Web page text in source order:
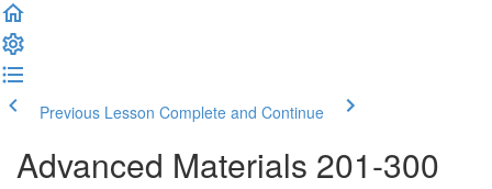
Previous Lesson Complete and Continue
Advanced Materials 201-300